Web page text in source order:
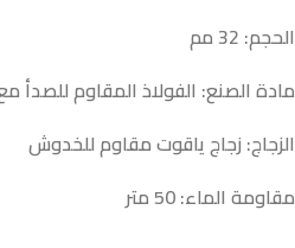
الحجم: 32 مم
مادة الصنع: الفولاذ المقاوم للصدأ
الزجاج: زجاج ياقوت مقاوم للخدوش
مقاومة الماء: 50 متر